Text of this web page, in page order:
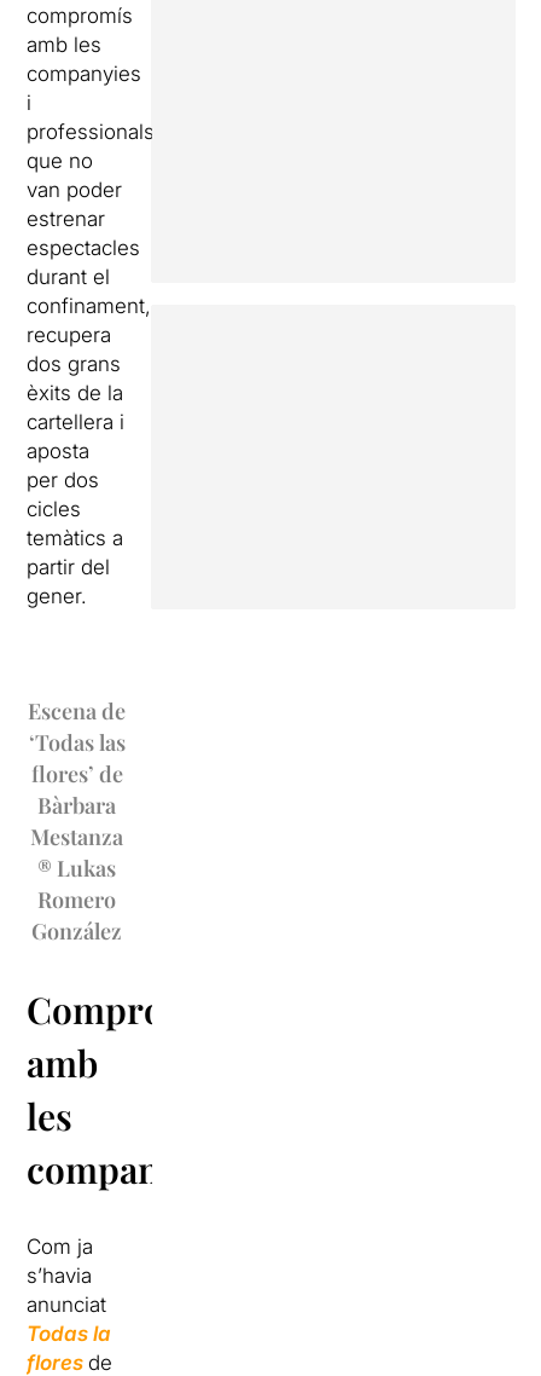
compromís
amb les
companyies
i
professionals
que no
van poder
estrenar
espectacles
durant el
confinament,
recupera
dos grans
èxits de la
cartellera i
aposta
per dos
cicles
temàtics a
partir del
gener.
Escena de
‘Todas las
flores’ de
Bàrbara
Mestanza
® Lukas
Romero
González
Compromís
amb
les
companyies
Com ja
s’havia
anunciat
Todas la
floresde